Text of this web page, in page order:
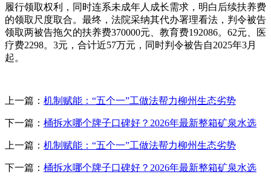
履行领取权利，同时连系未成年人成长需求，明白后续扶养费
的领取尺度取合。最终，法院采纳其代办署理看法，判令被告
领取两被告拖欠的扶养费370000元、教育费192086。62元、医
疗费2298。3元，合计近57万元，同时判令被告自2025年3月
起。
上一篇： 机制赋能：“五个一”工做法帮力柳州生态劣势
下一篇： 桶拆水哪个牌子口碑好？2026年最新整箱矿泉水选
上一篇： 机制赋能：“五个一”工做法帮力柳州生态劣势
下一篇： 桶拆水哪个牌子口碑好？2026年最新整箱矿泉水选